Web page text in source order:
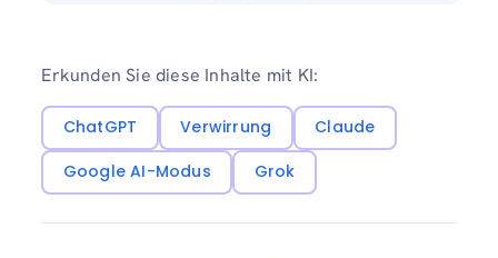
Erkunden Sie diese Inhalte mit KI:
ChatGPT Verwirrung
Claude
Google AI-Modus
Grok